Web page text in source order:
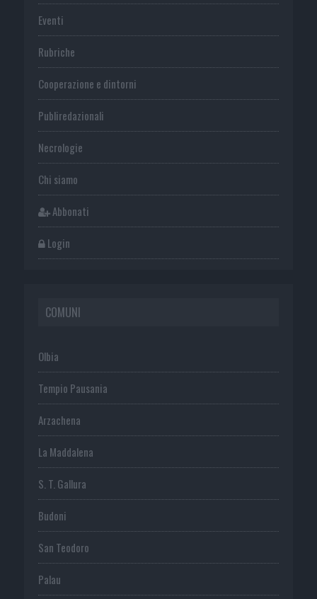
Eventi
Rubriche
Cooperazione e dintorni
Publiredazionali
Necrologie
Chi siamo
Abbonati
Login
COMUNI
Olbia
Tempio Pausania
Arzachena
La Maddalena
S. T. Gallura
Budoni
San Teodoro
Palau